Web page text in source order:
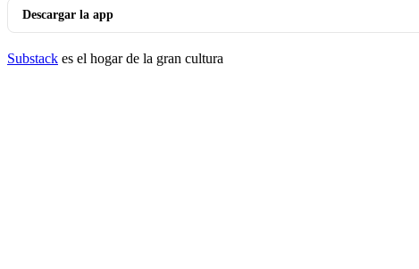
Descargar la app
Substack es el hogar de la gran cultura